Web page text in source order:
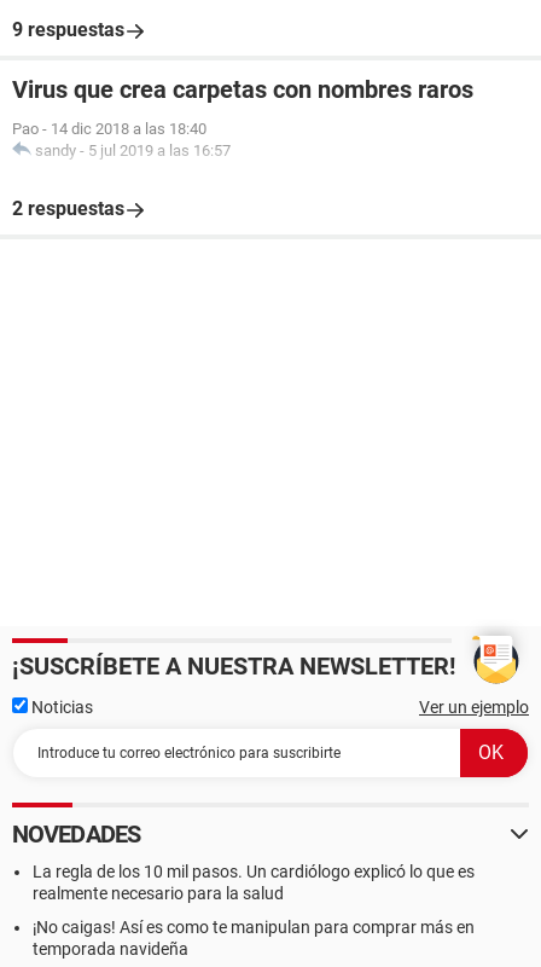
9 respuestas
Virus que crea carpetas con nombres raros
Pao - 14 dic 2018 a las 18:40
sandy - 5 jul 2019 a las 16:57
2 respuestas
¡SUSCRÍBETE A NUESTRA NEWSLETTER!
Noticias Ver un ejemplo
NOVEDADES
La regla de los 10 mil pasos. Un cardiólogo explicó lo que es
realmente necesario para la salud
¡No caigas! Así es como te manipulan para comprar más en
temporada navideña